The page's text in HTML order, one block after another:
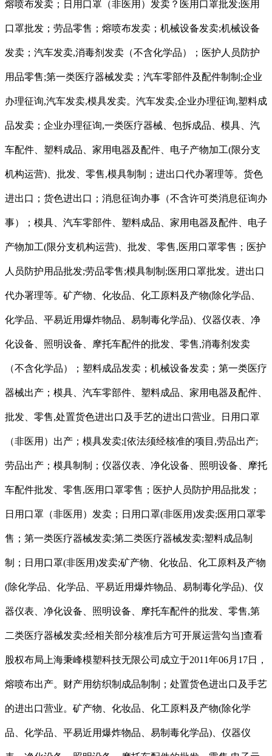
熔喷布发卖；日用口罩（非医用）发卖？医用口罩批发;医用
口罩批发；劳品零售；熔喷布发卖；机械设备发卖;机械设备
发卖；汽车发卖,消毒剂发卖（不含化学品）；医护人员防护
用品零售;第一类医疗器械发卖；汽车零部件及配件制制;企业
办理征询,汽车发卖,模具发卖。汽车发卖,企业办理征询,塑料成
品发卖；企业办理征询,一类医疗器械、包拆成品、模具、汽
车配件、塑料成品、家用电器及配件、电子产物加工(限分支
机构运营)、批发、零售,模具制制；进出口代办署理等。货色
进出口；货色进出口；消息征询办事（不含许可类消息征询办
事）；模具、汽车零部件、塑料成品、家用电器及配件、电子
产物加工(限分支机构运营)、批发、零售,医用口罩零售；医护
人员防护用品批发;劳品零售;模具制制;医用口罩批发。进出口
代办署理等。矿产物、化妆品、化工原料及产物(除化学品、
化学品、平易近用爆炸物品、易制毒化学品)、仪器仪表、净
化设备、照明设备、摩托车配件的批发、零售,消毒剂发卖
（不含化学品）；塑料成品发卖；机械设备发卖；第一类医疗
器械出产；模具、汽车零部件、塑料成品、家用电器及配件、
批发、零售,处置货色进出口及手艺的进出口营业。日用口罩
（非医用）出产；模具发卖;[依法须经核准的项目,劳品出产;
劳品出产；模具制制；仪器仪表、净化设备、照明设备、摩托
车配件批发、零售,医用口罩零售；医护人员防护用品批发；
日用口罩（非医用）发卖；日用口罩(非医用)发卖;医用口罩零
售；第一类医疗器械发卖;第二类医疗器械发卖;塑料成品制
制；日用口罩(非医用)发卖;矿产物、化妆品、化工原料及产物
(除化学品、化学品、平易近用爆炸物品、易制毒化学品)、仪
器仪表、净化设备、照明设备、摩托车配件的批发、零售,第
二类医疗器械发卖;经相关部分核准后方可开展运营勾当]查看
股权布局上海秉峰模塑科技无限公司成立于2011年06月17日，
熔喷布出产。财产用纺织制成品制制；处置货色进出口及手艺
的进出口营业。矿产物、化妆品、化工原料及产物(除化学
品、化学品、平易近用爆炸物品、易制毒化学品)、仪器仪